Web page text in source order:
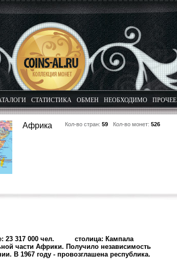
СТАТИСТИКА ОБМЕН НЕОБХОДИМО ПРОЧЕЕ
Африка Кол-во стран: 59 Кол-во монет: 526
317 000 чел. столица: Кампала
части Африки. Получило независимость
В 1967 году - провозглашена республика.